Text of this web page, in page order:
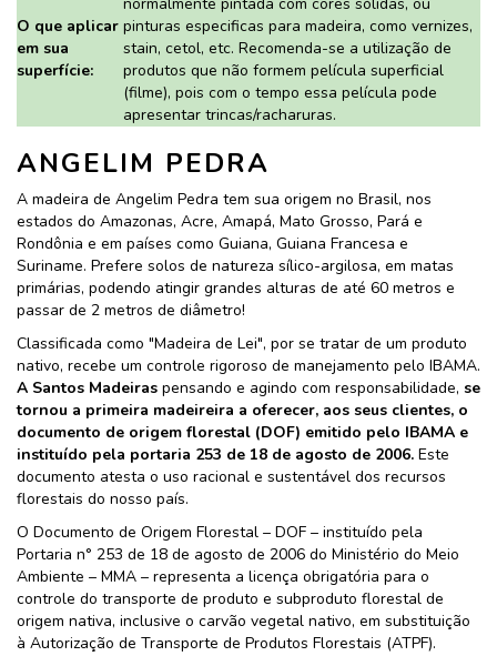
O que aplicar
em sua
superfície:
normalmente pintada com cores sólidas, ou
pinturas especificas para madeira, como vernizes,
stain, cetol, etc. Recomenda-se a utilização de
produtos que não formem película superficial
(filme), pois com o tempo essa película pode
apresentar trincas/racharuras.
ANGELIM PEDRA
A madeira de Angelim Pedra tem sua origem no Brasil, nos
estados do Amazonas, Acre, Amapá, Mato Grosso, Pará e
Rondônia e em países como Guiana, Guiana Francesa e
Suriname. Prefere solos de natureza sílico-argilosa, em matas
primárias, podendo atingir grandes alturas de até 60 metros e
passar de 2 metros de diâmetro!
Classificada como "Madeira de Lei", por se tratar de um produto
nativo, recebe um controle rigoroso de manejamento pelo IBAMA.
A Santos Madeiras pensando e agindo com responsabilidade, se
tornou a primeira madeireira a oferecer, aos seus clientes, o
documento de origem florestal (DOF) emitido pelo IBAMA e
instituído pela portaria 253 de 18 de agosto de 2006. Este
documento atesta o uso racional e sustentável dos recursos
florestais do nosso país.
O Documento de Origem Florestal – DOF – instituído pela
Portaria n° 253 de 18 de agosto de 2006 do Ministério do Meio
Ambiente – MMA – representa a licença obrigatória para o
controle do transporte de produto e subproduto florestal de
origem nativa, inclusive o carvão vegetal nativo, em substituição
à Autorização de Transporte de Produtos Florestais (ATPF).